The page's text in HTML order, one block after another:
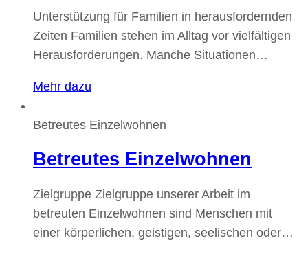
Unterstützung für Familien in herausfordernden
Zeiten Familien stehen im Alltag vor vielfältigen
Herausforderungen. Manche Situationen…
Mehr dazu
Betreutes Einzelwohnen
Betreutes Einzelwohnen
Zielgruppe Zielgruppe unserer Arbeit im
betreuten Einzelwohnen sind Menschen mit
einer körperlichen, geistigen, seelischen oder…